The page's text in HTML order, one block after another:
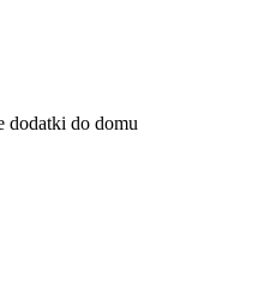
dodatki do domu